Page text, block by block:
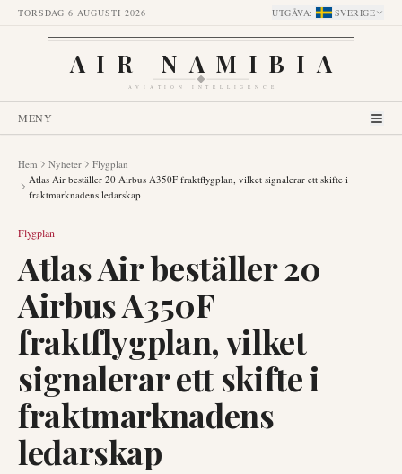
TORSDAG 6 AUGUSTI 2026 UTGÅVA: SVERIGE
AIR NAMIBIA
AVIATION INTELLIGENCE
MENY
Hem Nyheter
Flygplan
Atlas Air beställer 20 Airbus A350F fraktflygplan, vilket signalerar ett skifte i
fraktmarknadens ledarskap
Flygplan
Atlas Air beställer 20
Airbus A350F
fraktflygplan, vilket
signalerar ett skifte i
fraktmarknadens
ledarskap